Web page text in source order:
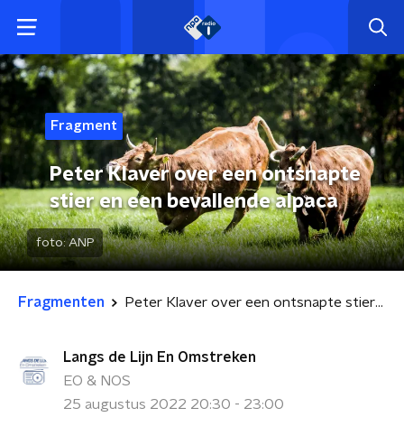
Fragment
Peter Klaver over een ontsnapte
stier en een bevallende alpaca
foto: ANP
Fragmenten Peter Klaver over een ontsnapte stier en een bevallende alpaca
Langs de Lijn En Omstreken
EO & NOS
25 augustus 2022 20:30 - 23:00